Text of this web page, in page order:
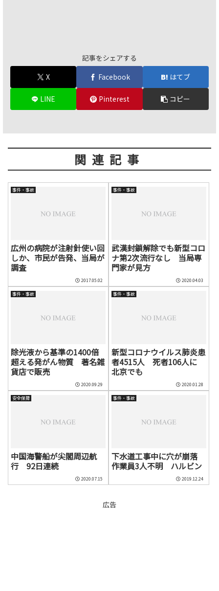
記事をシェアする
X
Facebook はてブ
LINE Pinterest コピー
関連記事
事件・事故
広州の病院が注射針使い回
しか、市民が告発、当局が
調査
2017.05.02
事件・事故
武漢封鎖解除でも新型コロ
ナ第2次流行なし 当局専
門家が見方
2020.04.03
事件・事故
除光液から基準の1400倍
超える発がん物質 著名雑
貨店で販売
2020.09.29
事件・事故
新型コロナウイルス肺炎患
者4515人 死者106人に
北京でも
2020.01.28
安全保障
中国海警船が尖閣周辺航
行 92日連続
2020.07.15
事件・事故
下水道工事中に穴が崩落
作業員3人不明 ハルビン
2019.12.24
広告